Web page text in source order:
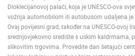
Dioklecijanovoj palači, koja je UNESCO-ova
vožnja automobilom ili autobusom udaljena je
Ovaj povijesni grad, također na UNESCO-ovoj
srednjovjekovno središte s uskim kaldrmama,
slikovitim trgovima. Provedite dan šetajući